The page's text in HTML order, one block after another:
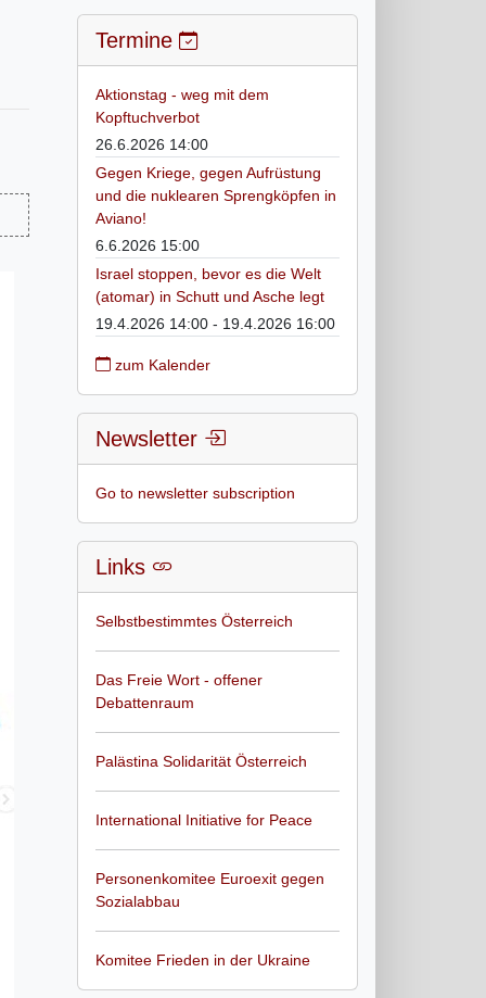
Termine
Aktionstag - weg mit dem
Kopftuchverbot
26.6.2026 14:00
Gegen Kriege, gegen Aufrüstung
und die nuklearen Sprengköpfen in
Aviano!
6.6.2026 15:00
Israel stoppen, bevor es die Welt
(atomar) in Schutt und Asche legt
19.4.2026 14:00 - 19.4.2026 16:00
zum Kalender
Newsletter
Go to newsletter subscription
Links
Selbstbestimmtes Österreich
Das Freie Wort - offener
Debattenraum
Palästina Solidarität Österreich
International Initiative for Peace
Personenkomitee Euroexit gegen
Sozialabbau
Komitee Frieden in der Ukraine